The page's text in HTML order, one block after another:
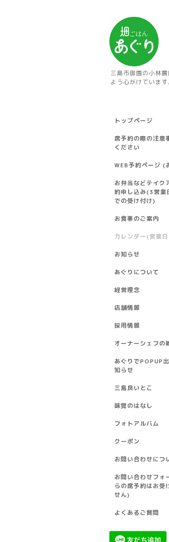
三島市御園の小林
よう心がけていま
トップページ
席予約の際の注意
ください
WEB予約ページ (
お弁当などテイク
約申し込み(3営業
での受け付け)
お食事のご案内
カレンダー(営業
お知らせ
あぐりについて
経営理念
店舗情報
採用情報
オーナーシェフの
あぐりでPOPUP
知らせ
三島良いとこ
味覚のはなし
フォトアルバム
クーポン
お問い合わせにつ
お問い合わせフォ
らの席予約はお受
せん)
よくあるご質問